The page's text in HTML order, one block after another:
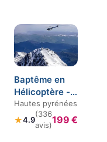
Baptême en
Hélicoptère -
Survol du Pic
du Midi
Hautes pyrénées
★4.9
(336
avis)199 €